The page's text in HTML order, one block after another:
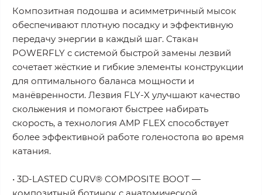
Композитная подошва и асимметричный мысок
обеспечивают плотную посадку и эффективную
передачу энергии в каждый шаг. Стакан
POWERFLY с системой быстрой замены лезвий
сочетает жёсткие и гибкие элементы конструкции
для оптимального баланса мощности и
манёвренности. Лезвия FLY-X улучшают качество
скольжения и помогают быстрее набирать
скорость, а технология AMP FLEX способствует
более эффективной работе голеностопа во время
катания.
• 3D-LASTED CURV® COMPOSITE BOOT —